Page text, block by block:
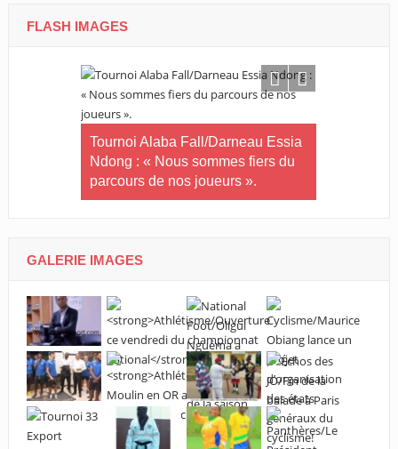
FLASH IMAGES
Tournoi Alaba Fall/Darneau Essia
Ndong : « Nous sommes fiers du
parcours de nos joueurs ».
GALERIE IMAGES